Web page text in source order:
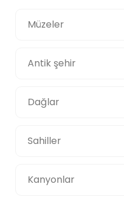
Müzeler
Antik şehir
Dağlar
Sahiller
Kanyonlar